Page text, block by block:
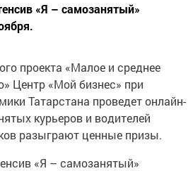
«Я – самозанятый»
проекта «Малое и среднее
Центр «Мой бизнес» при
Татарстана проведет онлайн-
курьеров и водителей
разыграют ценные призы.
«Я – самозанятый»